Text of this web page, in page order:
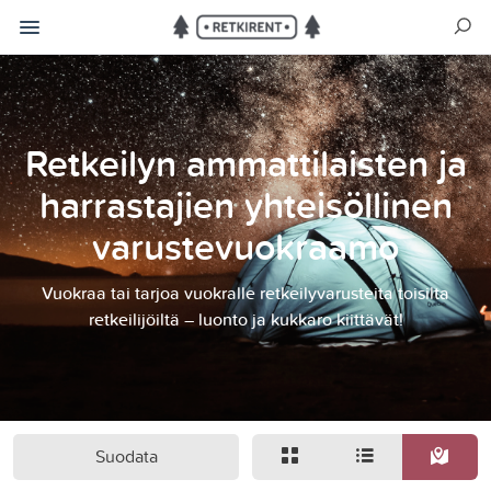
Retkeilyn ammattilaisten ja
harrastajien yhteisöllinen
varustevuokraamo
Vuokraa tai tarjoa vuokralle retkeilyvarusteita toisilta
retkeilijöiltä – luonto ja kukkaro kiittävät!
Suodata